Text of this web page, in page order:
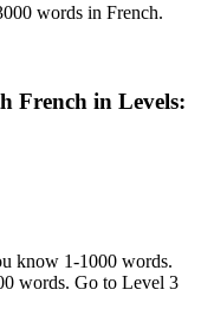
words in French.
French in Levels:
know 1-1000 words.
words. Go to Level 3